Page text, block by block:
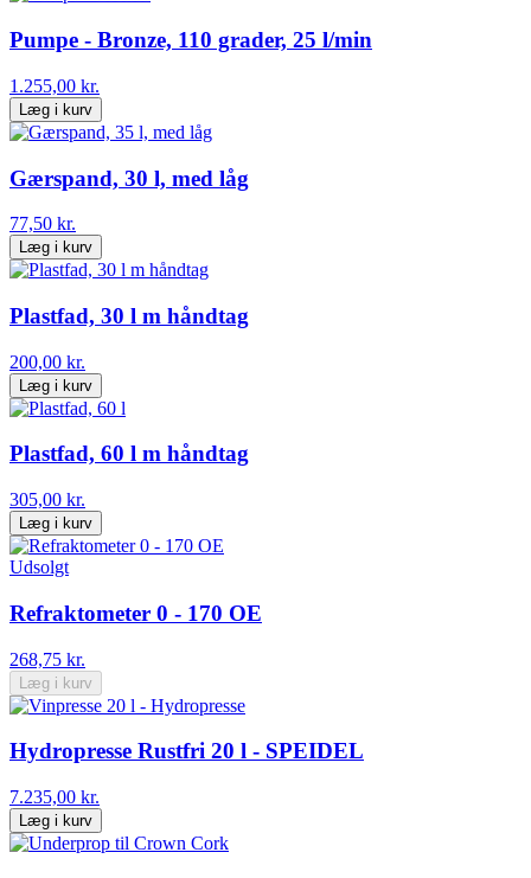
Pumpe - Bronze, 110 grader, 25 l/min
1.255,00 kr.
Læg i kurv
Gærspand, 30 l, med låg
77,50 kr.
Læg i kurv
Plastfad, 30 l m håndtag
200,00 kr.
Læg i kurv
Plastfad, 60 l m håndtag
305,00 kr.
Læg i kurv
Udsolgt
Refraktometer 0 - 170 OE
268,75 kr.
Læg i kurv
Hydropresse Rustfri 20 l - SPEIDEL
7.235,00 kr.
Læg i kurv